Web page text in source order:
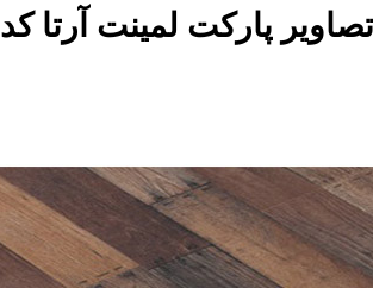
تصاویر پارکت لمینت آرتا کد 855 کراتس